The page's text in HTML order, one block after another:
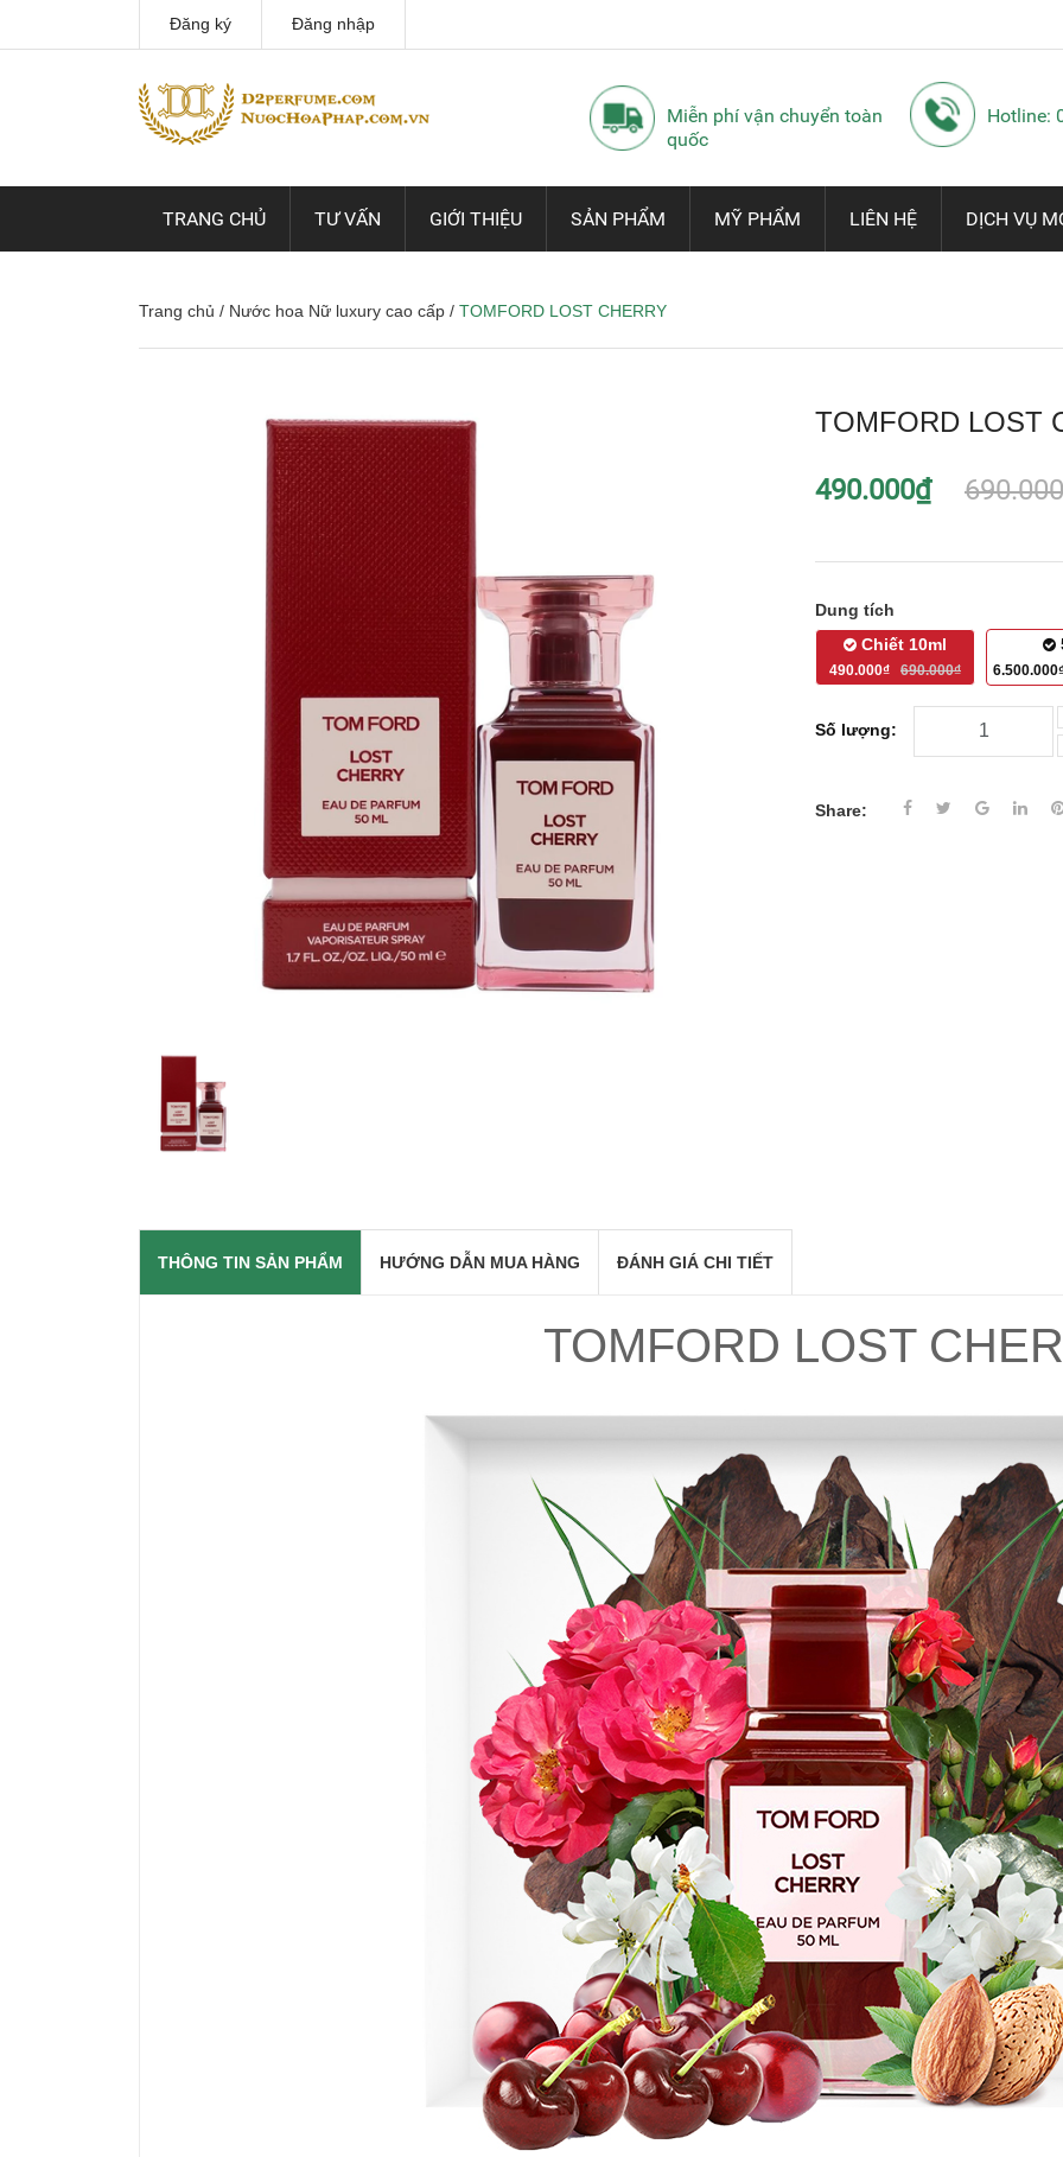
Đăng ký Đăng nhập
Miễn phí vận chuyển toàn
quốc
Hotline:
TRANG CHỦ TƯ VẤN GIỚI THIỆU SẢN PHẨM MỸ PHẨM LIÊN HỆ DỊCH VỤ
Trang chủ / Nước hoa Nữ luxury cao cấp / TOMFORD LOST CHERRY
TOMFORD LOST
490.000₫
Dung tích
Chiết 10ml
490.000₫ 690.000₫
Số lượng:
Share:
THÔNG TIN SẢN PHẨM HƯỚNG DẪN MUA HÀNG ĐÁNH GIÁ CHI TIẾT
TOMFORD LOST